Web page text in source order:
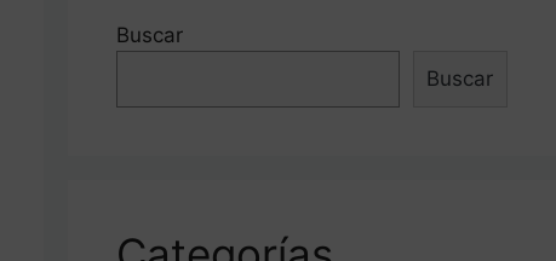
Buscar
Buscar